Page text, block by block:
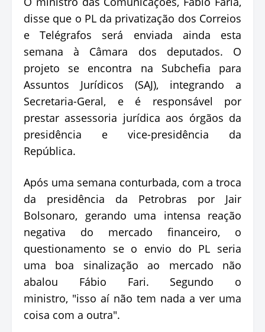
disse que o PL da privatização dos Correios
e Telégrafos será enviada ainda esta
semana à Câmara dos deputados. O
projeto se encontra na Subchefia para
Assuntos Jurídicos (SAJ), integrando a
Secretaria-Geral, e é responsável por
prestar assessoria jurídica aos órgãos da
presidência e vice-presidência da
República.
Após uma semana conturbada, com a troca
da presidência da Petrobras por Jair
Bolsonaro, gerando uma intensa reação
negativa do mercado financeiro, o
questionamento se o envio do PL seria
uma boa sinalização ao mercado não
abalou Fábio Fari. Segundo o
ministro, "isso aí não tem nada a ver uma
coisa com a outra".